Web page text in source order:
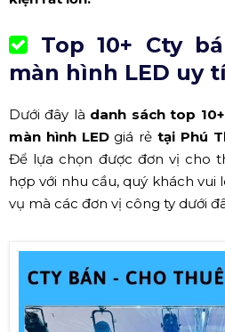
Top 10+ Cty
màn hình LED uy
Dưới đây là danh sách top
màn hình LEDgiá rẻtại Phú
Để lựa chọn được đơn vị cho
hợp với nhu cầu, quý khách vui
vụ mà các đơn vị công ty dưới